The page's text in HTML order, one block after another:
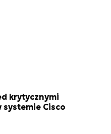
krytycznymi
Cisco